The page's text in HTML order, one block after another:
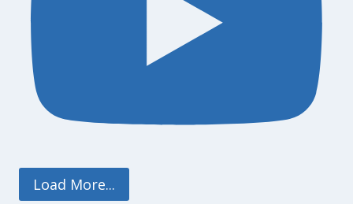
Load More...